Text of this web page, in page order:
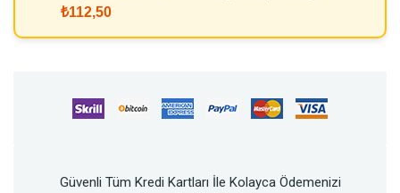
₺112,50
Güvenli Tüm Kredi Kartları İle Kolayca Ödemenizi